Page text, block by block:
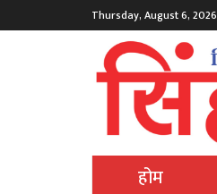
Thursday, August 6, 2026
होम